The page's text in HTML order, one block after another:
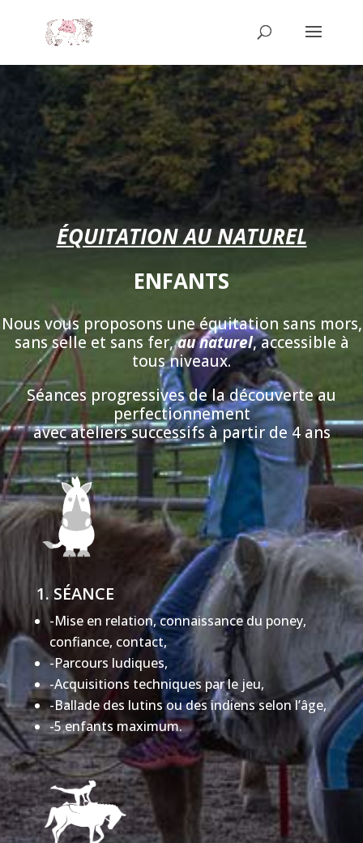
ÉQUITATION AU NATUREL
ENFANTS
Nous vous proposons une équitation sans mors,
sans selle et sans fer,au naturel, accessible à
tous niveaux.
Séances progressives de la découverte au
perfectionnement
avec ateliers successifs à partir de 4 ans
1. SÉANCE
-Mise en relation, connaissance du poney,
confiance, contact,
-Parcours ludiques,
-Acquisitions techniques par le jeu,
-Ballade des lutins ou des indiens selon l’âge,
-5 enfants maximum.